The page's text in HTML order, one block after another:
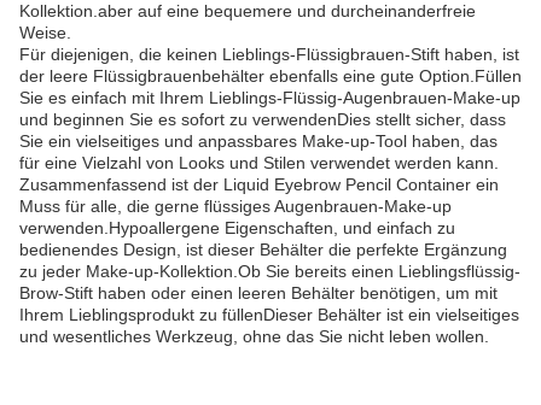
Kollektion.aber auf eine bequemere und durcheinanderfreie
Weise.
Für diejenigen, die keinen Lieblings-Flüssigbrauen-Stift haben, ist
der leere Flüssigbrauenbehälter ebenfalls eine gute Option.Füllen
Sie es einfach mit Ihrem Lieblings-Flüssig-Augenbrauen-Make-up
und beginnen Sie es sofort zu verwendenDies stellt sicher, dass
Sie ein vielseitiges und anpassbares Make-up-Tool haben, das
für eine Vielzahl von Looks und Stilen verwendet werden kann.
Zusammenfassend ist der Liquid Eyebrow Pencil Container ein
Muss für alle, die gerne flüssiges Augenbrauen-Make-up
verwenden.Hypoallergene Eigenschaften, und einfach zu
bedienendes Design, ist dieser Behälter die perfekte Ergänzung
zu jeder Make-up-Kollektion.Ob Sie bereits einen Lieblingsflüssig-
Brow-Stift haben oder einen leeren Behälter benötigen, um mit
Ihrem Lieblingsprodukt zu füllenDieser Behälter ist ein vielseitiges
und wesentliches Werkzeug, ohne das Sie nicht leben wollen.